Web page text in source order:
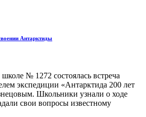
Антарктиды
№ 1272 состоялась встреча
экспедиции «Антарктида 200 лет
Школьники узнали о ходе
свои вопросы известному